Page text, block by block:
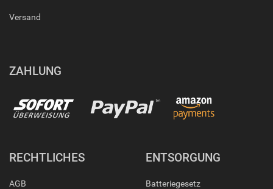
Versand
ZAHLUNG
RECHTLICHES
AGB
ENTSORGUNG
Batteriegesetz